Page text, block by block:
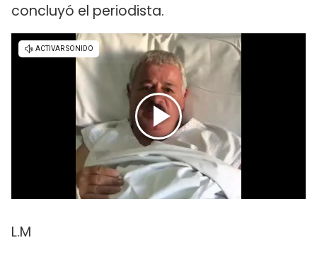
concluyó el periodista.
L.M